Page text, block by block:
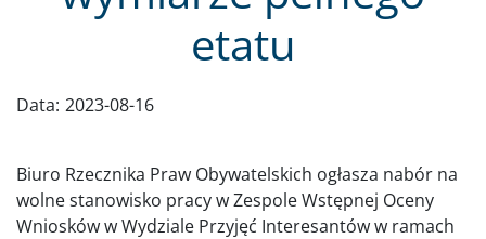
etatu
Data: 2023-08-16
Biuro Rzecznika Praw Obywatelskich ogłasza nabór na
wolne stanowisko pracy w Zespole Wstępnej Oceny
Wniosków w Wydziale Przyjęć Interesantów w ramach